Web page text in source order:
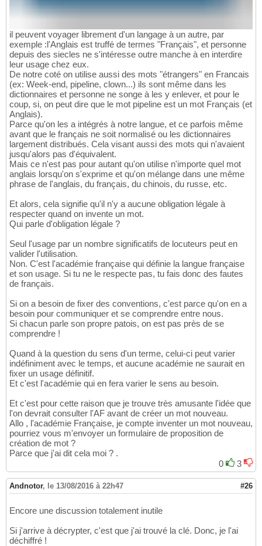
il peuvent voyager librement d'un langage à un autre, par
exemple :l'Anglais est truffé de termes "Français", et personne
depuis des siecles ne s'intéresse outre manche à en interdire
leur usage chez eux.
De notre coté on utilise aussi des mots "étrangers" en Francais
(ex: Week-end, pipeline, clown...) ils sont même dans les
dictionnaires et personne ne songe à les y enlever, et pour le
coup, si, on peut dire que le mot pipeline est un mot Français (et
Anglais).
Parce qu'on les a intégrés à notre langue, et ce parfois même
avant que le français ne soit normalisé ou les dictionnaires
largement distribués. Cela visant aussi des mots qui n'avaient
jusqu'alors pas d'équivalent.
Mais ce n'est pas pour autant qu'on utilise n'importe quel mot
anglais lorsqu'on s'exprime et qu'on mélange dans une même
phrase de l'anglais, du français, du chinois, du russe, etc.
Et alors, cela signifie qu'il n'y a aucune obligation légale à
respecter quand on invente un mot.
Qui parle d'obligation légale ?
Seul l'usage par un nombre significatifs de locuteurs peut en
valider l'utilisation.
Non. C'est l'académie française qui définie la langue française
et son usage. Si tu ne le respecte pas, tu fais donc des fautes
de français.
Si on a besoin de fixer des conventions, c'est parce qu'on en a
besoin pour communiquer et se comprendre entre nous.
Si chacun parle son propre patois, on est pas près de se
comprendre !
Quand à la question du sens d'un terme, celui-ci peut varier
indéfiniment avec le temps, et aucune académie ne saurait en
fixer un usage définitif.
Et c'est l'académie qui en fera varier le sens au besoin.
Et c'est pour cette raison que je trouve très amusante l'idée que
l'on devrait consulter l'AF avant de créer un mot nouveau.
Allo , l'académie Française, je compte inventer un mot nouveau,
pourriez vous m'envoyer un formulaire de proposition de
création de mot ?
Parce que j'ai dit cela moi ? .
0
3
Andnotor, le 13/08/2016 à 22h47 #26
Encore une discussion totalement inutile
Si j'arrive à décrypter, c'est que j'ai trouvé la clé. Donc, je l'ai
déchiffré !